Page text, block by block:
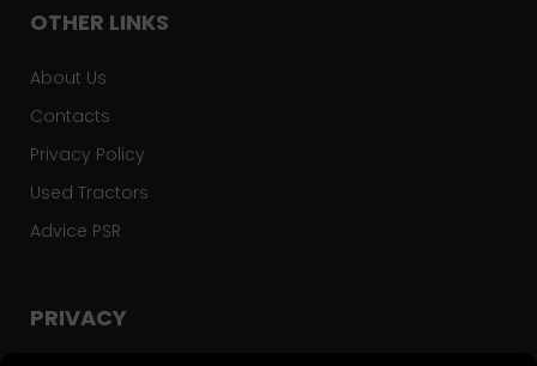
OTHER LINKS
About Us
Contacts
Privacy Policy
Used Tractors
Advice PSR
PRIVACY